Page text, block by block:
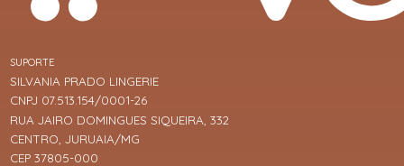
SUPORTE
SILVANIA PRADO LINGERIE
CNPJ 07.513.154/0001-26
RUA JAIRO DOMINGUES SIQUEIRA, 332
CENTRO, JURUAIA/MG
CEP 37805-000